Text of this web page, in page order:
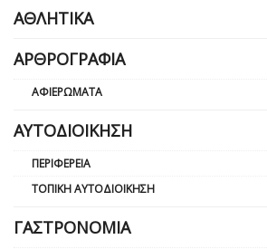
ΑΘΛΗΤΙΚΆ
ΑΡΘΡΟΓΡΑΦΊΑ
ΑΦΙΕΡΏΜΑΤΑ
ΑΥΤΟΔΙΟΊΚΗΣΗ
ΠΕΡΙΦΈΡΕΙΑ
ΤΟΠΙΚΉ ΑΥΤΟΔΙΟΊΚΗΣΗ
ΓΑΣΤΡΟΝΟΜΊΑ